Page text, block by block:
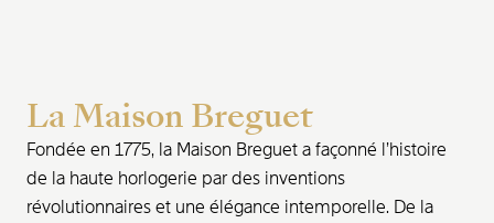
La Maison Breguet
Fondée en 1775, la Maison Breguet a façonné l’histoire
de la haute horlogerie par des inventions
révolutionnaires et une élégance intemporelle. De la